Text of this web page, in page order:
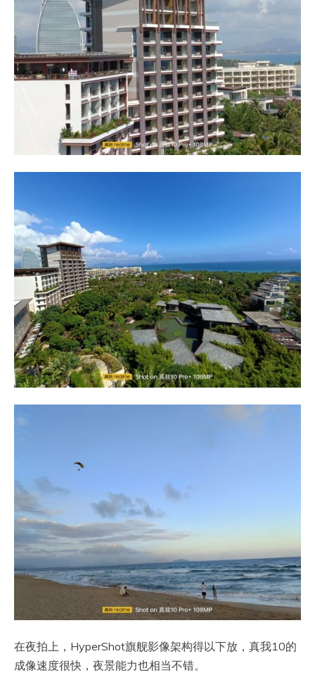
在夜拍上，HyperShot旗舰影像架构得以下放，真我10的
成像速度很快，夜景能力也相当不错。